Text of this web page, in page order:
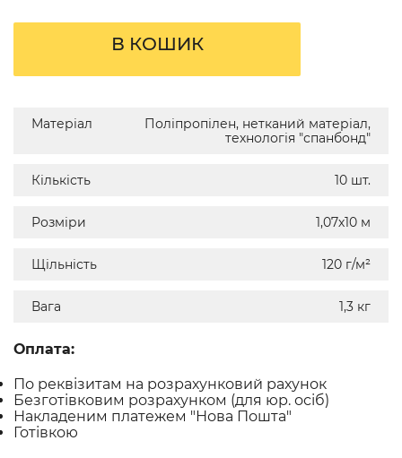
В КОШИК
Матеріал
Поліпропілен, нетканий матеріал,
технологія "спанбонд"
Кількість 10 шт.
Розміри 1,07х10 м
Щільність 120 г/м²
Вага 1,3 кг
Оплата:
По реквізитам на розрахунковий рахунок
Безготівковим розрахунком (для юр. осіб)
Накладеним платежем "Нова Пошта"
Готівкою